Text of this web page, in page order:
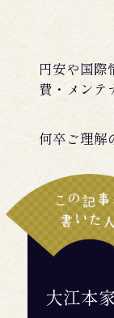
円安や国際
費・メンテ
何卒ご理解
大江